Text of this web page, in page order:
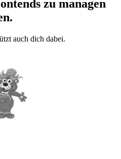
zu managen
auch dich dabei.